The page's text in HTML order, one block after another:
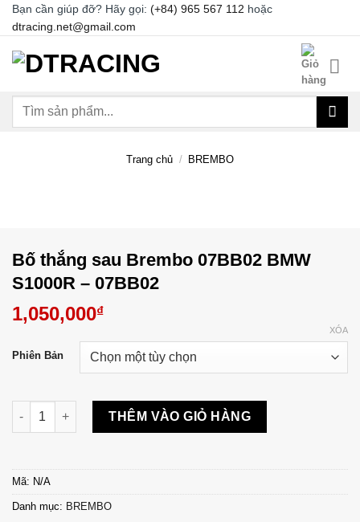
Chuyển
đến
nội
dung
Bạn cần giúp đỡ? Hãy gọi: (+84) 965 567 112 hoặc
dtracing.net@gmail.com
Tìm
Trang chủ / BREMBO
Bố thắng sau Brembo 07BB02 BMW
S1000R – 07BB02
1,050,000₫
Phiên Bản
XÓA
Bố thắng sau Brembo 07BB02 BMW S1000R - 07BB02 số lượng
THÊM VÀO GIỎ HÀNG
Mã: N/A
Danh mục: BREMBO